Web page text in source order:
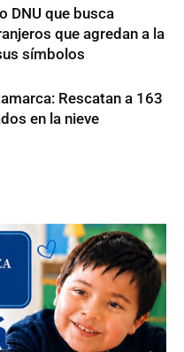
DNU que busca
que agredan a la
símbolos
Rescatan a 163
en la nieve